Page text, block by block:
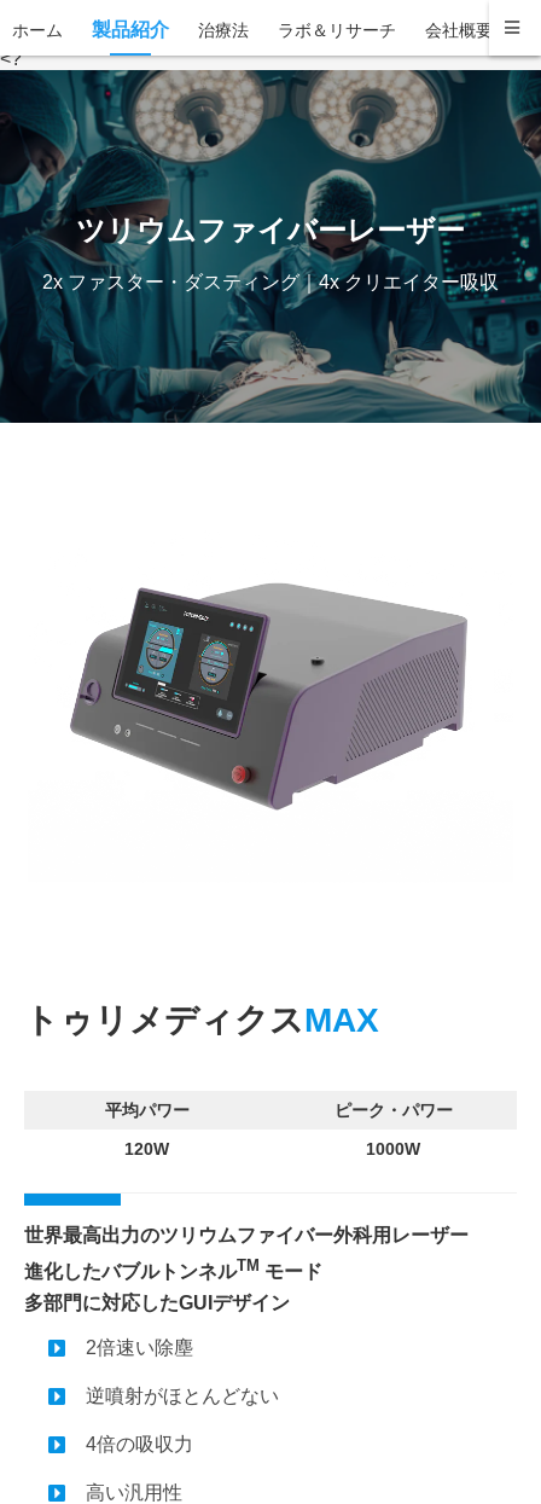
ホーム 製品紹介 治療法 ラボ＆リサーチ 会社概要
<?
ツリウムファイバーレーザー
2x ファスター・ダスティング｜4x クリエイター吸収
トゥリメディクスMAX
平均パワー
ピーク・パワー
120W
1000W
世界最高出力のツリウムファイバー外科用レーザー
進化したバブルトンネルTM モード
多部門に対応したGUIデザイン
2倍速い除塵
逆噴射がほとんどない
4倍の吸収力
高い汎用性